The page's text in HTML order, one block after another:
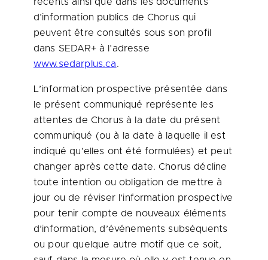
d’information publics de Chorus qui
peuvent être consultés sous son profil
dans SEDAR+ à l’adresse
www.sedarplus.ca.
L’information prospective présentée dans
le présent communiqué représente les
attentes de Chorus à la date du présent
communiqué (ou à la date à laquelle il est
indiqué qu’elles ont été formulées) et peut
changer après cette date. Chorus décline
toute intention ou obligation de mettre à
jour ou de réviser l’information prospective
pour tenir compte de nouveaux éléments
d’information, d’événements subséquents
ou pour quelque autre motif que ce soit,